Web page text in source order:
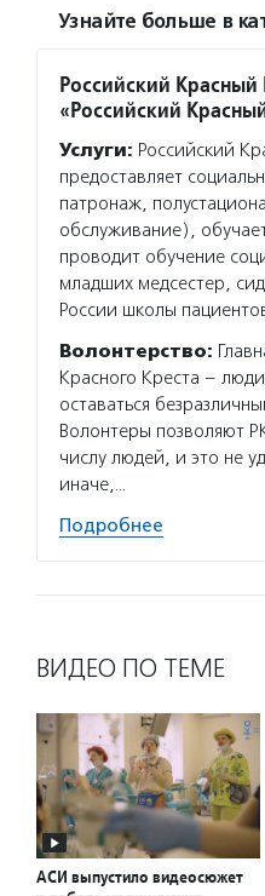
Узнайте больше в
Российский
«Российский
Услуги: Российский
предоставляет
патронаж,
обслуживание),
проводит обучение
младших медсестер,
России школы
Волонтерство:
Красного Креста –
оставаться
Волонтеры позволяют
числу людей, и это не
иначе,…
Подробнее
ВИДЕО ПО ТЕМЕ
АСИ выпустило видеосюжет